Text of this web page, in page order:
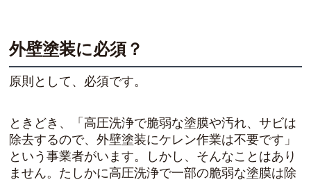
外壁塗装に必須？
原則として、必須です。
ときどき、「高圧洗浄で脆弱な塗膜や汚れ、サビは
除去するので、外壁塗装にケレン作業は不要です」
という事業者がいます。しかし、そんなことはあり
ません。たしかに高圧洗浄で一部の脆弱な塗膜は除